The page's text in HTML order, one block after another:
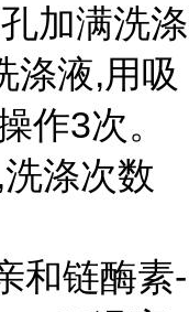
加满洗涤
涤液,用吸
作3次。
涤次数
和链酶素-